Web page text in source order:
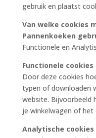
gebruik en plaatst
Van welke cookies
Pannenkoeken
Functionele en
Functionele cookies
Door deze cookies
typen of downloaden
website. Bijvoorbeeld
je winkelwagen of
Analytische cookies